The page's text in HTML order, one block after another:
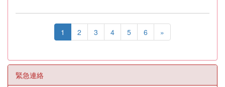
1 2 3 4 5 6 »
緊急連絡